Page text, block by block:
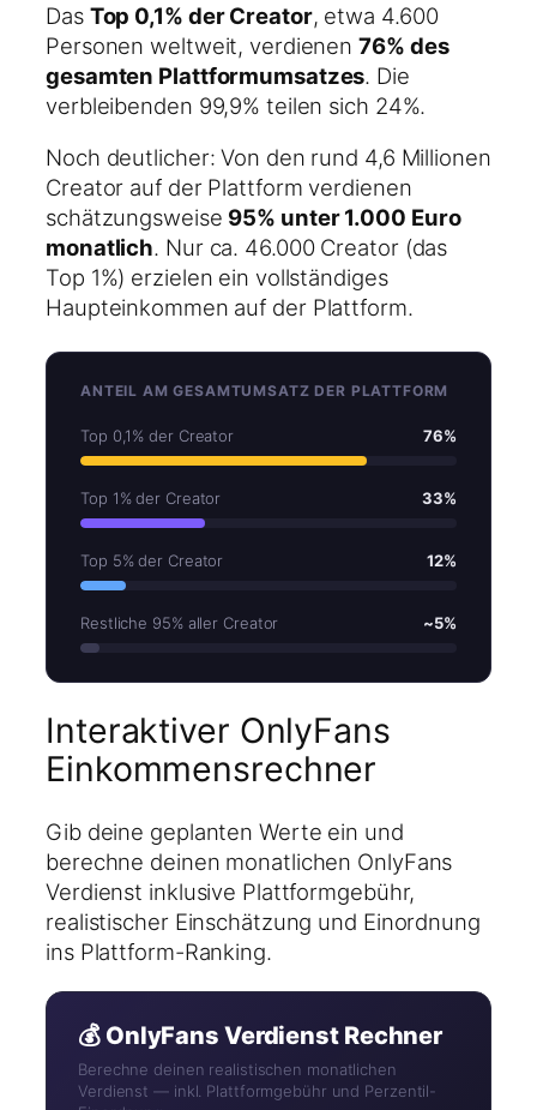
Das Top 0,1% der Creator, etwa 4.600
Personen weltweit, verdienen76% des
gesamten Plattformumsatzes. Die
verbleibenden 99,9% teilen sich 24%.
Noch deutlicher: Von den rund 4,6 Millionen
Creator auf der Plattform verdienen
schätzungsweise 95% unter 1.000 Euro
monatlich. Nur ca. 46.000 Creator (das
Top 1%) erzielen ein vollständiges
Haupteinkommen auf der Plattform.
ANTEIL AM GESAMTUMSATZ DER PLATTFORM
Top 0,1% der Creator 76%
Top 1% der Creator 33%
Top 5% der Creator 12%
Restliche 95% aller Creator ~5%
Interaktiver OnlyFans
Einkommensrechner
Gib deine geplanten Werte ein und
berechne deinen monatlichen OnlyFans
Verdienst inklusive Plattformgebühr,
realistischer Einschätzung und Einordnung
ins Plattform-Ranking.
💰 OnlyFans Verdienst Rechner
Berechne deinen realistischen monatlichen
Verdienst — inkl. Plattformgebühr und Perzentil-